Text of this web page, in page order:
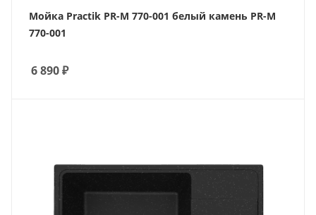
Мойка Practik PR-M 770-001 белый камень PR-M
770-001
6 890₽